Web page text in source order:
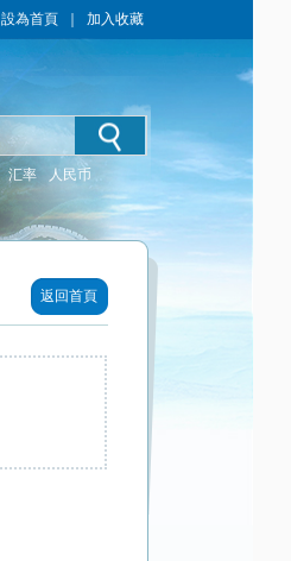
設為首頁 加入收藏
汇率 人民币
返回首頁